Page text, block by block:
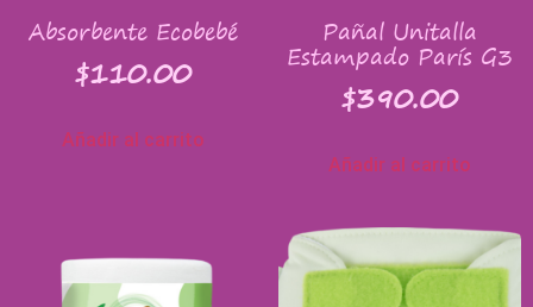
Absorbente Ecobebé
$110.00
Añadir al carrito
Pañal Unitalla
Estampado París G3
$390.00
Añadir al carrito